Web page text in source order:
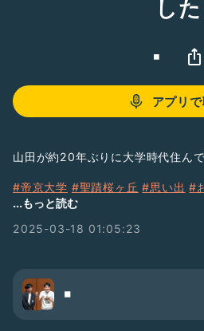
した
◾️
アプリで
山田が約20年ぶりに大学時代住ん
#帝京大学 #聖蹟桜ヶ丘 #思い出 #
#40歳
...もっと読む
2025-03-18 01:05:23
◾️